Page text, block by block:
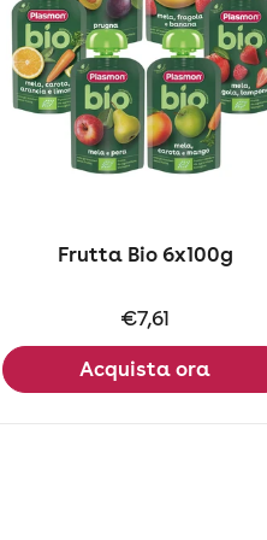
Frutta Bio 6x100g
Prezzo:
€7,61
Acquista ora